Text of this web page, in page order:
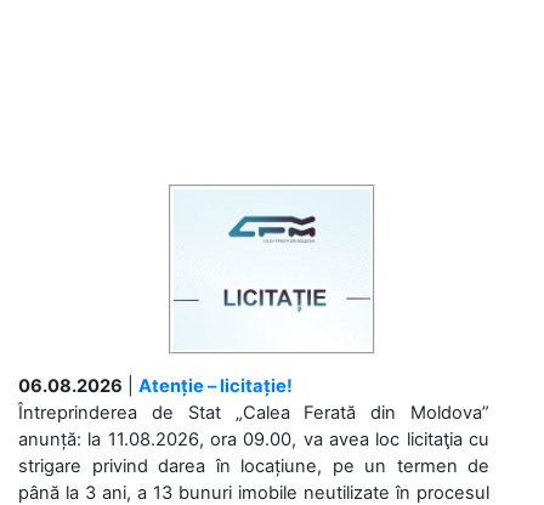
06.08.2026
Atenție – licitație!
Întreprinderea de Stat „Calea Ferată din Moldova”
anunță: la 11.08.2026, ora 09.00, va avea loc licitaţia cu
strigare privind darea în locațiune, pe un termen de
până la 3 ani, a 13 bunuri imobile neutilizate în procesul